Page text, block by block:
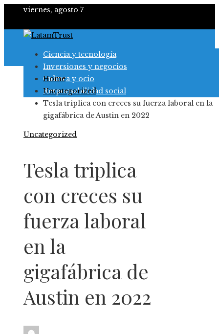
viernes, agosto 7
Ciencia y tecnología
Inversiones y negocios
Cultura y ocio
Responsabilidad social
Home
Uncategorized
Tesla triplica con creces su fuerza laboral en la
gigafábrica de Austin en 2022
Uncategorized
Tesla triplica
con creces su
fuerza laboral
en la
gigafábrica de
Austin en 2022